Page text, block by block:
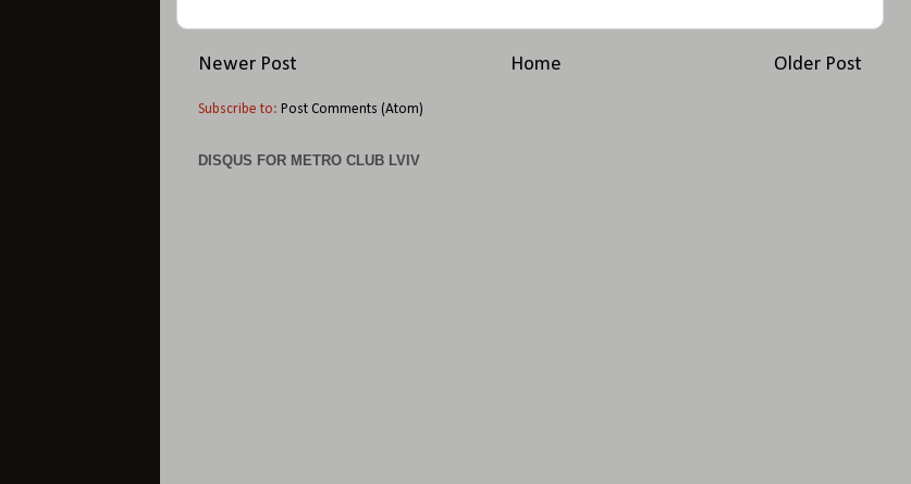
Newer Post Older Post
Home
Subscribe to: Post Comments (Atom)
DISQUS FOR METRO CLUB LVIV